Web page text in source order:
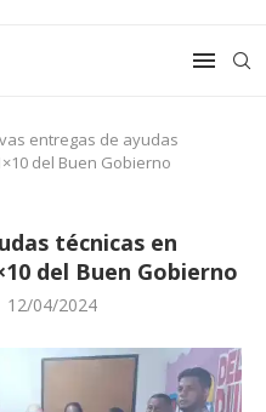
entregas de ayudas
del Buen Gobierno
técnicas en
del Buen Gobierno
12/04/2024